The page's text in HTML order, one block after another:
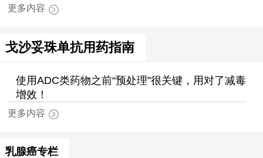
更多内容
戈沙妥珠单抗用药指南
使用ADC类药物之前“预处理”很关键，用对了减毒
增效！
更多内容
乳腺癌专栏